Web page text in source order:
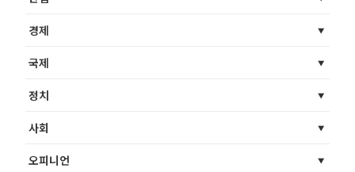
경제
국제
정치
사회
오피니언